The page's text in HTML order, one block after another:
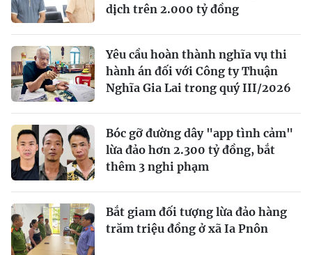
dịch trên 2.000 tỷ đồng
Yêu cầu hoàn thành nghĩa vụ thi
hành án đối với Công ty Thuận
Nghĩa Gia Lai trong quý III/2026
Bóc gỡ đường dây "app tình cảm"
lừa đảo hơn 2.300 tỷ đồng, bắt
thêm 3 nghi phạm
Bắt giam đối tượng lừa đảo hàng
trăm triệu đồng ở xã Ia Pnôn